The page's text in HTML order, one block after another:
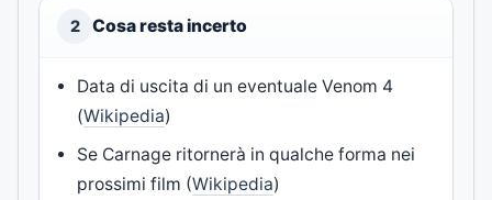
2 Cosa resta incerto
Data di uscita di un eventuale Venom 4
(Wikipedia)
Se Carnage ritornerà in qualche forma nei
prossimi film (Wikipedia)